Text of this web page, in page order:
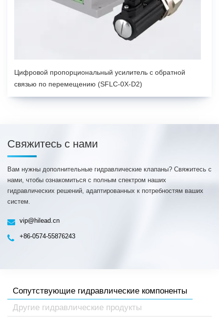
Цифровой пропорциональный усилитель с обратной
связью по перемещению (SFLC-0X-D2)
Свяжитесь с нами
Вам нужны дополнительные гидравлические клапаны? Свяжитесь с
нами, чтобы ознакомиться с полным спектром наших
гидравлических решений, адаптированных к потребностям ваших
систем.
vip@hilead.cn
+86-0574-55876243
Сопутствующие гидравлические компоненты
Другие гидравлические продукты